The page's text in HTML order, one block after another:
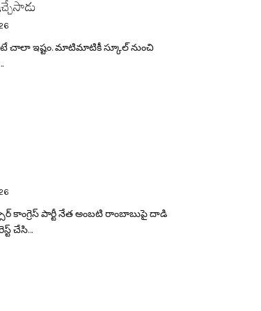
చాలా ఇష్టం. మాటిమాటికీ స్కూల్ నుంచి
కాంగ్రెస్ పార్టీ నేత అంబ‌టి రాంబాబుపై దాడి
చేసి…